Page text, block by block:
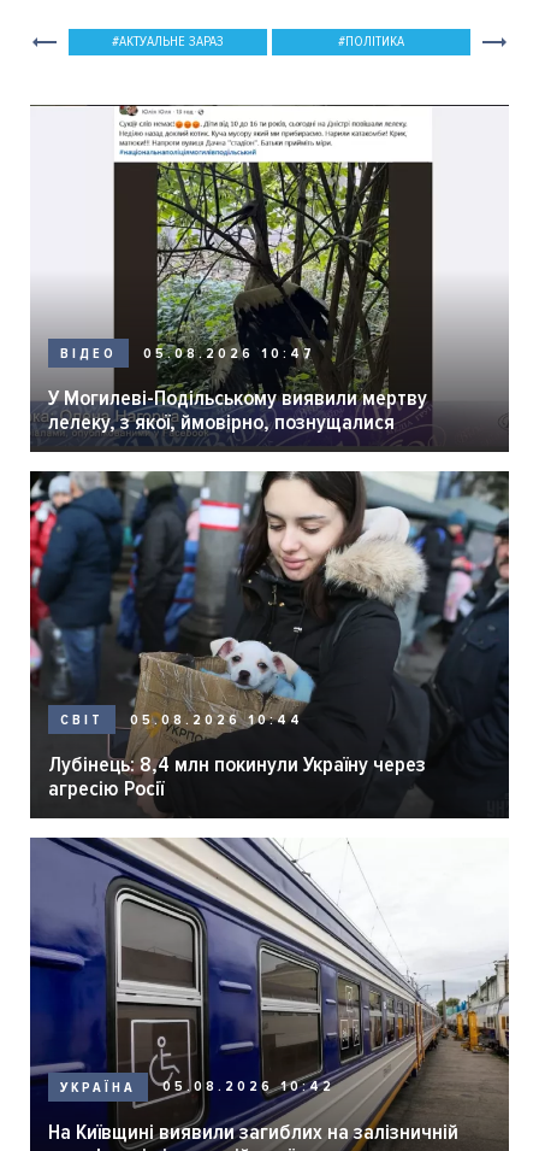
АКТУАЛЬНЕ ЗАРАЗ ПОЛІТИКА
ВІДЕО 05.08.2026 10:47
У Могилеві-Подільському виявили мертву
лелеку, з якої, ймовірно, познущалися
СВІТ 05.08.2026 10:44
Лубінець: 8,4 млн покинули Україну через
агресію Росії
УКРАЇНА 05.08.2026 10:42
На Київщині виявили загиблих на залізничній